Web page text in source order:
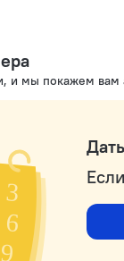
и мы покажем вам